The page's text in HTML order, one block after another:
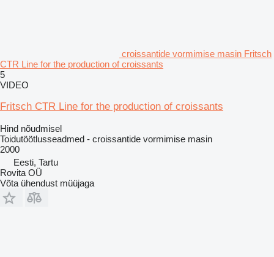
croissantide vormimise masin Fritsch
CTR Line for the production of croissants
5
VIDEO
Fritsch CTR Line for the production of croissants
Hind nõudmisel
Toidutöötlusseadmed - croissantide vormimise masin
2000
Eesti, Tartu
Rovita OÜ
Võta ühendust müüjaga